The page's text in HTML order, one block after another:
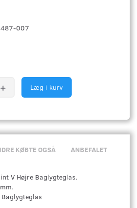
007
Læg i kurv
KØBTE OGSÅ ANBEFALET
V Højre Baglygteglas.